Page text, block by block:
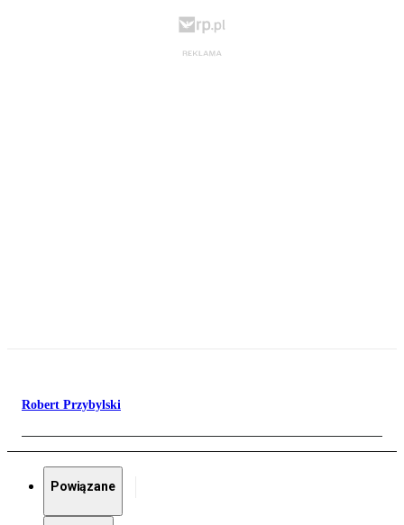
Robert Przybylski
Powiązane